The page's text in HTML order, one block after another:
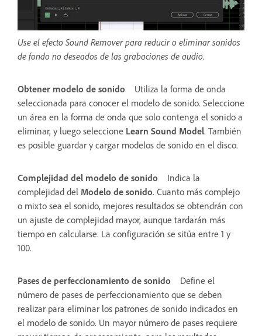
Use el efecto Sound Remover para reducir o eliminar sonidos
de fondo no deseados de las grabaciones de audio.
Obtener modelo de sonido
Utiliza la forma de onda
seleccionada para conocer el modelo de sonido. Seleccione
un área en la forma de onda que solo contenga el sonido a
eliminar, y luego seleccione Learn Sound Model. También
es posible guardar y cargar modelos de sonido en el disco.
Complejidad del modelo de sonido
Indica la
complejidad del Modelo de sonido. Cuanto más complejo
o mixto sea el sonido, mejores resultados se obtendrán con
un ajuste de complejidad mayor, aunque tardarán más
tiempo en calcularse. La configuración se sitúa entre 1 y
100.
Pases de perfeccionamiento de sonido
Define el
número de pases de perfeccionamiento que se deben
realizar para eliminar los patrones de sonido indicados en
el modelo de sonido. Un mayor número de pases requiere